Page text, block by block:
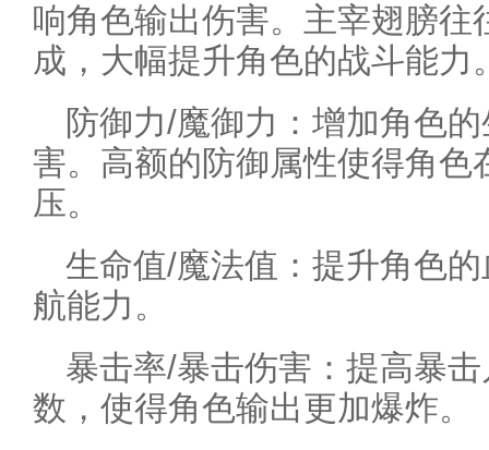
响角色输出伤害。主宰翅膀往
成，大幅提升角色的战斗能力
防御力/魔御力：增加角色
害。高额的防御属性使得角色
压。
生命值/魔法值：提升角色
航能力。
暴击率/暴击伤害：提高暴
数，使得角色输出更加爆炸。